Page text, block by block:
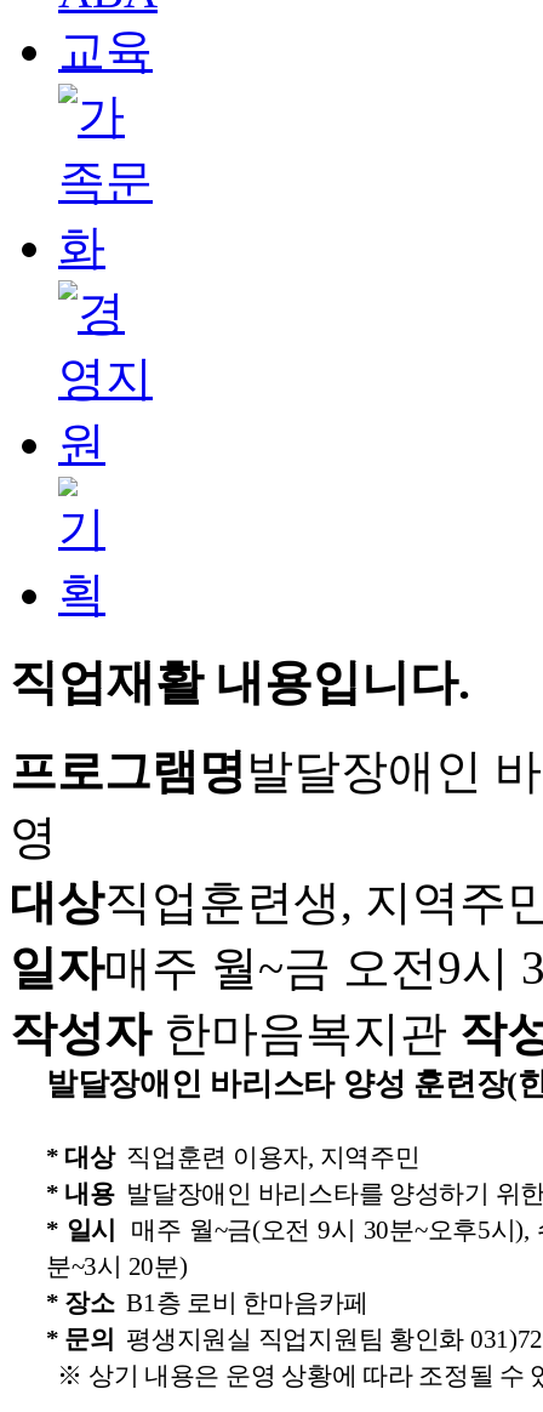
직업재활 내용입니다.
프로그램명발달장애인
영
대상직업훈련생, 지역주
일자매주 월~금 오전9시
작성자한마음복지관 작
발달장애인 바리스타 양성 훈련장(
* 대상직업훈련 이용자, 지역주민
* 내용발달장애인 바리스타를 양성하기 위
* 일시
매주 월~금(오전 9시 30분~오후5시),
분~3시 20분)
* 장소B1층 로비 한마음카페
* 문의
평생지원실 직업지원팀 황인화
※ 상기 내용은 운영 상황에 따라 조정될 수